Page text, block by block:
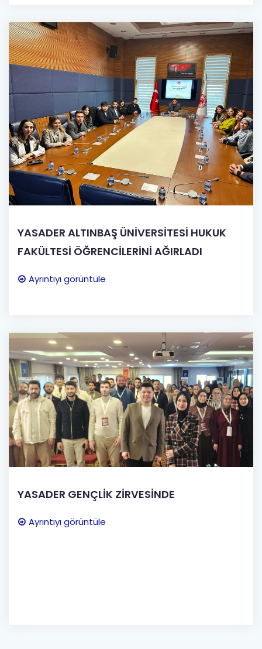
YASADER ALTINBAŞ ÜNİVERSİTESİ HUKUK
FAKÜLTESİ ÖĞRENCİLERİNİ AĞIRLADI
Ayrıntıyı görüntüle
YASADER GENÇLİK ZİRVESİNDE
Ayrıntıyı görüntüle